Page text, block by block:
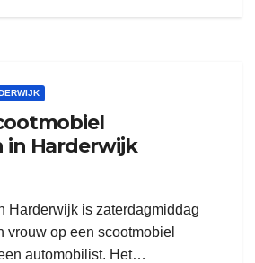
in Harderwijk
Harderwijk is zaterdagmiddag
vrouw op een scootmobiel
automobilist. Het…